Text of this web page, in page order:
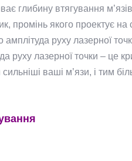
глибину втягування
якого проектує на
руху лазерної
лазерної точки – це
ваші м’язи, і тим